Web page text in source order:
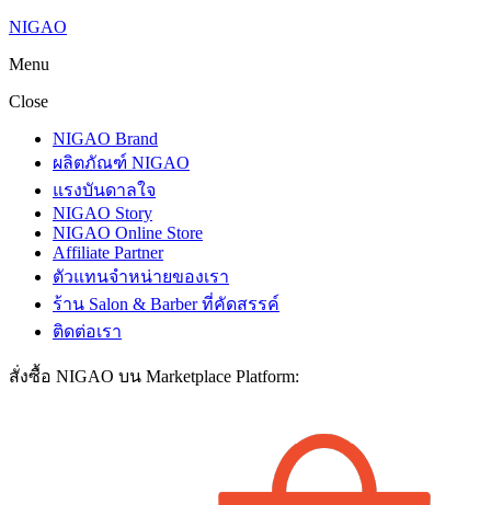
NIGAO
Menu
Close
NIGAO Brand
ผลิตภัณฑ์ NIGAO
แรงบันดาลใจ
NIGAO Story
NIGAO Online Store
Affiliate Partner
ตัวแทนจำหน่ายของเรา
ร้าน Salon & Barber ที่คัดสรรค์
ติดต่อเรา
สั่งซื้อ NIGAO บน Marketplace Platform: